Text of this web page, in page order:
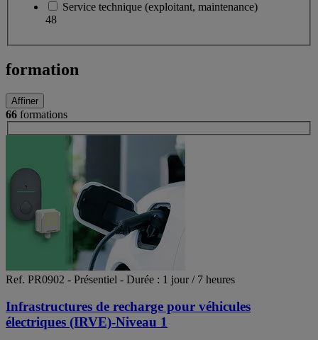
Service technique (exploitant, maintenance)
48
formation
Affiner
66 formations
Ref. PR0902 - Présentiel - Durée : 1 jour / 7 heures
Infrastructures de recharge pour véhicules
électriques (IRVE)-Niveau 1